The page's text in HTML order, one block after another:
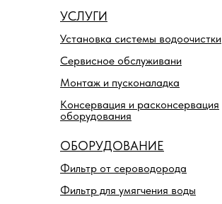
Фильтр от сероводорода
Фильтр для умягчения воды
ОБОРУДОВАНИЕ
Установка системы водоочистки
Сервисное обслуживани
Монтаж и пусконаладка
Консервация и расконсервация
оборудования
УСЛУГИ